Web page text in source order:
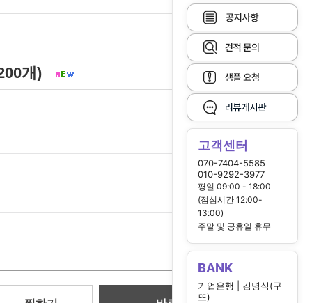
고객센터
070-7404-5585
010-9292-3977
평일 09:00 - 18:00
(점심시간 12:00-
13:00)
주말 및 공휴일 휴무
BANK
기업은행 | 김명식(구
뜨)
개)
21,000 원
21,000 원